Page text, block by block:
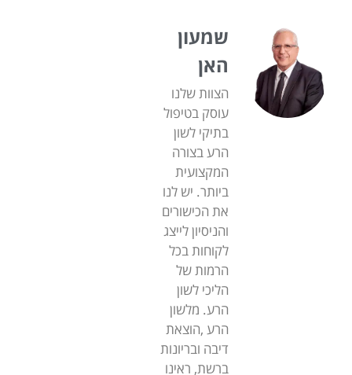
שמעון
האן
הצוות שלנו
עוסק בטיפול
בתיקי לשון
הרע בצורה
המקצועית
ביותר. יש לנו
את הכישורים
והניסיון לייצג
לקוחות בכל
הרמות של
הליכי לשון
הרע. מלשון
הרע ,הוצאת
דיבה ובריונות
ברשת, ראינו